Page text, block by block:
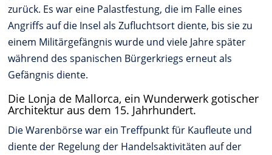
zurück. Es war eine Palastfestung, die im Falle eines
Angriffs auf die Insel als Zufluchtsort diente, bis sie zu
einem Militärgefängnis wurde und viele Jahre später
während des spanischen Bürgerkriegs erneut als
Gefängnis diente.
Die Lonja de Mallorca, ein Wunderwerk gotischer
Architektur aus dem 15. Jahrhundert.
Die Warenbörse war ein Treffpunkt für Kaufleute und
diente der Regelung der Handelsaktivitäten auf der